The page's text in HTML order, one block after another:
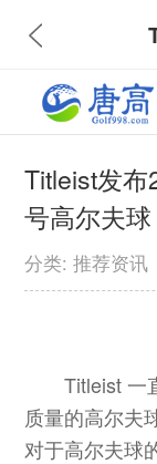
Titleist发
号高尔夫球
分类: 推荐资讯
Titleist 一直
质量的高尔夫
对于高尔夫球